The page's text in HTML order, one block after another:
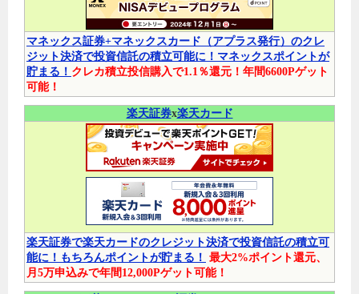
マネックス証券+マネックスカード（アプラス発行）のクレ
ジット決済で投資信託の積立可能に！マネックスポイントが
貯まる！ クレカ積立投信購入で1.1％還元！年間6600Pゲット
可能！
楽天証券x楽天カード
楽天証券で楽天カードのクレジット決済で投資信託の積立可
能に！もちろんポイントが貯まる！ 最大2%ポイント還元、
月5万申込みで年間12,000Pゲット可能！